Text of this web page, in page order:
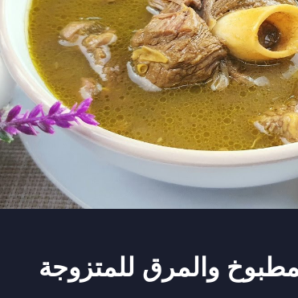
والمرق للمتزوجة